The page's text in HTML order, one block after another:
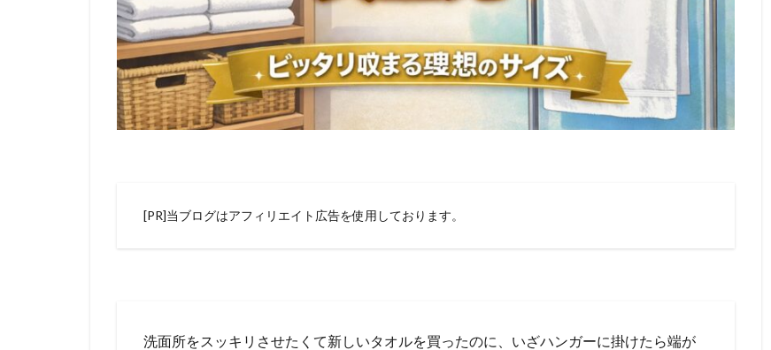
[PR]当ブログはアフィリエイト広告を使用しております。
洗面所をスッキリさせたくて新しいタオルを買ったのに、いざハンガーに掛けたら端が